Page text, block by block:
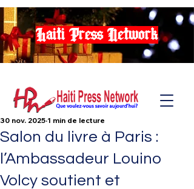
Haiti Press Network
Salon du livre à Paris :
l’Ambassadeur Louino
Volcy soutient et
30 nov. 2025 1 min de lecture